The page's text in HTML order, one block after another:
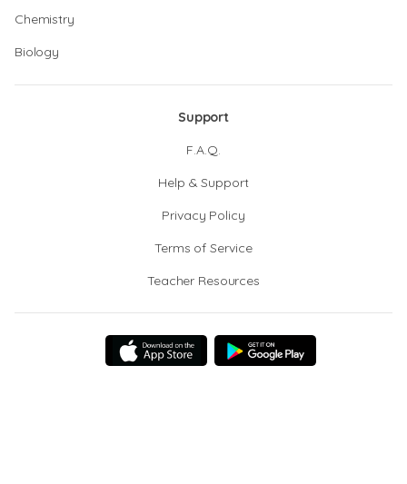
Chemistry
Biology
Support
F.A.Q.
Help & Support
Privacy Policy
Terms of Service
Teacher Resources